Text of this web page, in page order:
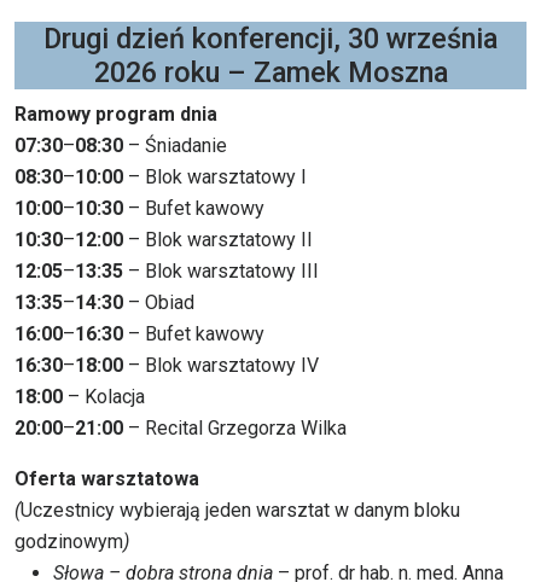
Drugi dzień konferencji, 30 września
2026 roku – Zamek Moszna
Ramowy program dnia
07:30–08:30 – Śniadanie
08:30–10:00 – Blok warsztatowy I
10:00–10:30 – Bufet kawowy
10:30–12:00 – Blok warsztatowy II
12:05–13:35 – Blok warsztatowy III
13:35–14:30 – Obiad
16:00–16:30 – Bufet kawowy
16:30–18:00 – Blok warsztatowy IV
18:00 – Kolacja
20:00–21:00 – Recital Grzegorza Wilka
Oferta warsztatowa
(Uczestnicy wybierają jeden warsztat w danym bloku
godzinowym)
Słowa – dobra strona dnia – prof. dr hab. n. med. Anna